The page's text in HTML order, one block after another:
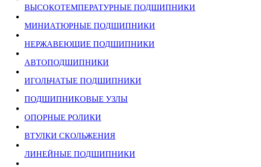
ВЫСОКОТЕМПЕРАТУРНЫЕ ПОДШИПНИКИ
МИНИАТЮРНЫЕ ПОДШИПНИКИ
НЕРЖАВЕЮЩИЕ ПОДШИПНИКИ
АВТОПОДШИПНИКИ
ИГОЛЬЧАТЫЕ ПОДШИПНИКИ
ПОДШИПНИКОВЫЕ УЗЛЫ
ОПОРНЫЕ РОЛИКИ
ВТУЛКИ СКОЛЬЖЕНИЯ
ЛИНЕЙНЫЕ ПОДШИПНИКИ